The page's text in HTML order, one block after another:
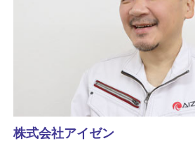
株式会社アイゼン